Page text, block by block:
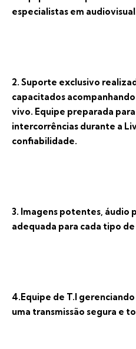
especialistas em
2. Suporte exclusivo
capacitados
vivo. Equipe preparada
intercorrências durante a
confiabilidade.
3. Imagens potentes, áudio
adequada para cada tipo
4.Equipe de T.I
uma transmissão segura e